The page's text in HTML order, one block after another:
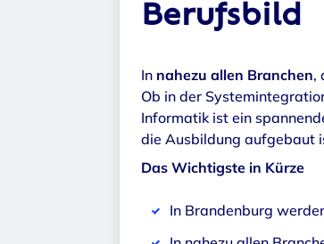
Berufsbild
In nahezu allen Branchen,
Ob in der
Informatik ist ein
die Ausbildung aufgebaut
Das Wichtigste in Kürze
In Brandenburg